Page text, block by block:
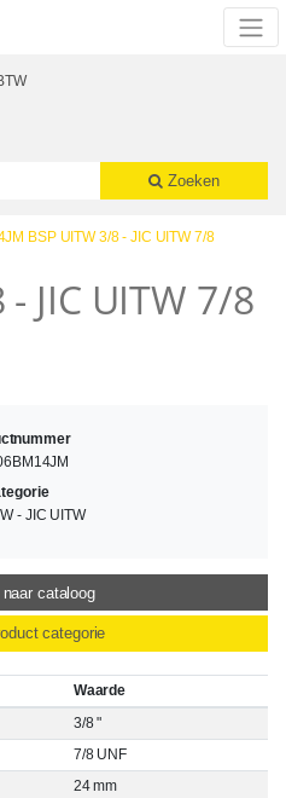
Zoeken
BSP UITW 3/8 - JIC UITW 7/8
JIC UITW 7/8
Waarde
3/8 "
7/8 UNF
24 mm
- JIC UITW
naar cataloog
categorie